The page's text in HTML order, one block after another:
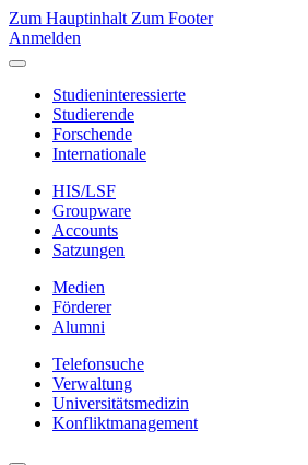
Zum Hauptinhalt Zum Footer
Anmelden
Studieninteressierte
Studierende
Forschende
Internationale
HIS/LSF
Groupware
Accounts
Satzungen
Medien
Förderer
Alumni
Telefonsuche
Verwaltung
Universitätsmedizin
Konfliktmanagement